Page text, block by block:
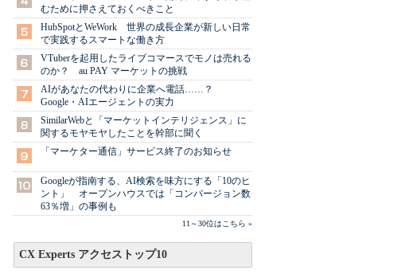
むために押さえておくべきこと
HubSpotとWeWork 世界の成長企業が新しい日常
で実践するスマートな働き方
VTuberを起用したライブコマースでモノは売れる
のか？ au PAY マーケットの挑戦
AIがあなたの代わりに企業へ電話……？
Google・AIエージェントの実力
SimilarWebと「マーケットインテリジェンス」に
関するモヤモヤしたことを幹部に聞く
「マーケター通信」サービス終了のお知らせ
Googleが指南する、AI検索を味方にする「10のヒ
ント」 オープンハウスでは「コンバージョン数
63％増」の事例も
11～30位はこちら »
CX Experts アクセストップ10